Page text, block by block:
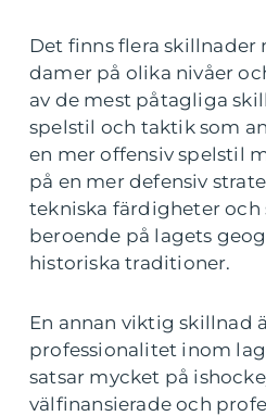
Det finns flera skillnader
damer på olika nivåer
av de mest påtagliga
spelstil och taktik som
en mer offensiv spelstil
på en mer defensiv
tekniska färdigheter och
beroende på lagets
historiska traditioner.
En annan viktig skillnad
professionalitet inom
satsar mycket på
välfinansierade och